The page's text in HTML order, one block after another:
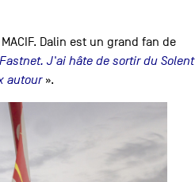
Dalin est un grand fan de
J'ai hâte de sortir du Solent
autour ».